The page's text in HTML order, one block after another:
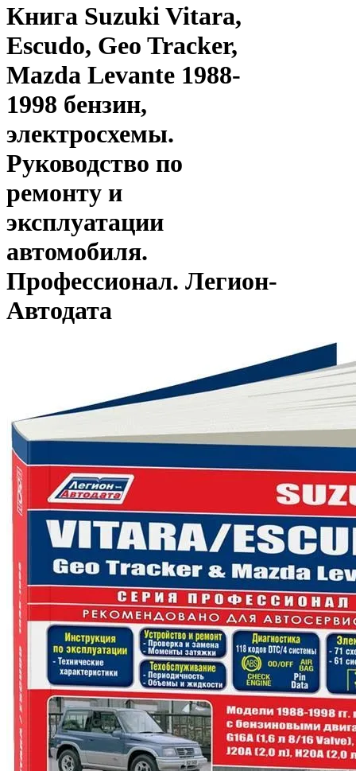
Книга Suzuki Vitara,
Escudo, Geo Tracker,
Mazda Levante 1988-
1998 бензин,
электросхемы.
Руководство по
ремонту и
эксплуатации
автомобиля.
Профессионал. Легион-
Aвтодата